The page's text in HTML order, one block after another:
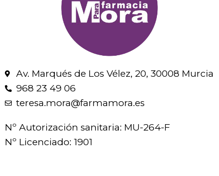
Av. Marqués de Los Vélez, 20, 30008 Murcia
968 23 49 06
teresa.mora@farmamora.es
Nº Autorización sanitaria: MU-264-F
Nº Licenciado: 1901